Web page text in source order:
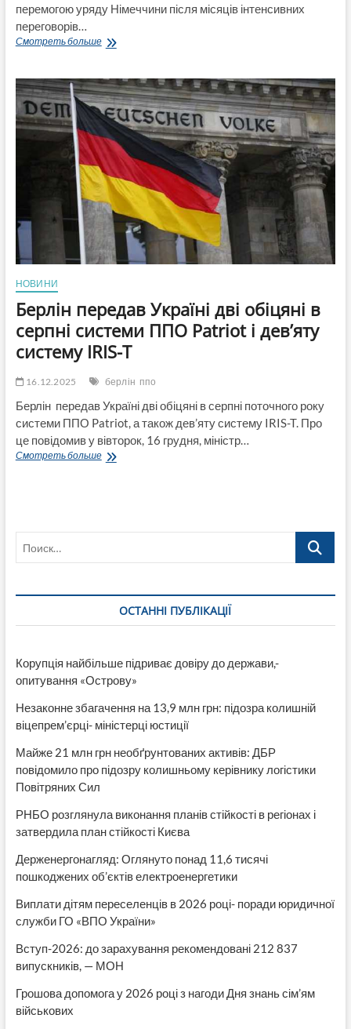
перемогою уряду Німеччини після місяців інтенсивних
переговорів…
Смотреть большеСША
активи
«Роснефти»
з-
під
санкцій
після
домовленостей
із
Берліном
НОВИНИ
Берлін передав Україні дві обіцяні в
серпні системи ППО Patriot і дев’яту
систему IRIS-T
16.12.2025 берлін ппо
Берлін передав Україні дві обіцяні в серпні поточного року
системи ППО Patriot, а також дев’яту систему IRIS-T. Про
це повідомив у вівторок, 16 грудня, міністр…
Смотреть большеБерлін
і
дев’яту
систему
Поиск…
ОСТАННІ ПУБЛІКАЦІЇ
Корупція найбільше підриває довіру до держави,-
опитування «Острову»
Незаконне збагачення на 13,9 млн грн: підозра колишній
віцепрем’єрці- міністерці юстиції
Майже 21 млн грн необґрунтованих активів: ДБР
повідомило про підозру колишньому керівнику логістики
Повітряних Сил
РНБО розглянула виконання планів стійкості в регіонах і
затвердила план стійкості Києва
Держенергонагляд: Оглянуто понад 11,6 тисячі
пошкоджених об’єктів електроенергетики
Виплати дітям переселенців в 2026 році- поради юридичної
служби ГО «ВПО України»
Вступ-2026: до зарахування рекомендовані 212 837
випускників, — МОН
Грошова допомога у 2026 році з нагоди Дня знань сім’ям
військових